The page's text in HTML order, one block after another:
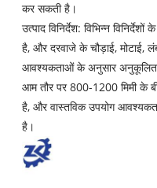
कर सकती है।
उत्पाद विनिर्देश: विभिन्न
है, और दरवाजे के चौड़ाई, मोटाई,
आवश्यकताओं के अनुसार अनुकूलित
आम तौर पर 800-1200 मिमी के
है, और वास्तविक उपयोग
है।